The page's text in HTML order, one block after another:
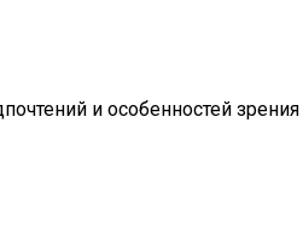
и особенностей